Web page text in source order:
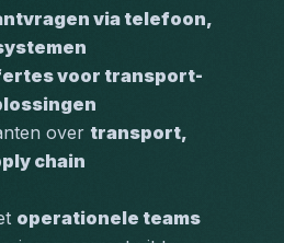
via telefoon,
voor transport-
over transport,
chain
operationele teams